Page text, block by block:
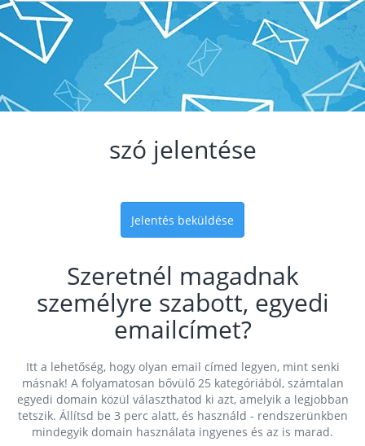
szó jelentése
Jelentés beküldése
Szeretnél magadnak
személyre szabott, egyedi
emailcímet?
Itt a lehetőség, hogy olyan email címed legyen, mint senki
másnak! A folyamatosan bővülő 25 kategóriából, számtalan
egyedi domain közül választhatod ki azt, amelyik a legjobban
tetszik. Állítsd be 3 perc alatt, és használd - rendszerünkben
mindegyik domain használata ingyenes és az is marad.